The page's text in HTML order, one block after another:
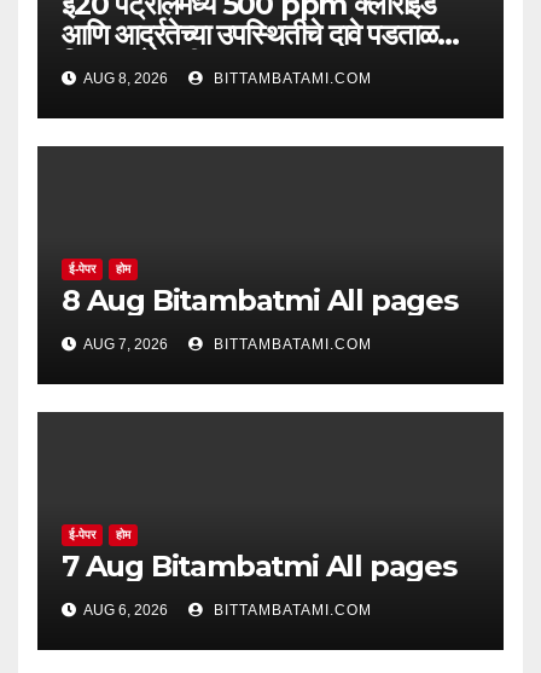
आणि आर्द्रतेच्या उपस्थितीचे दावे पडताळणीत
सिद्ध झाले नाहीत
AUG 8, 2026 BITTAMBATAMI.COM
ई-पेपर होम
8 Aug Bitambatmi All pages
AUG 7, 2026 BITTAMBATAMI.COM
ई-पेपर होम
7 Aug Bitambatmi All pages
AUG 6, 2026 BITTAMBATAMI.COM